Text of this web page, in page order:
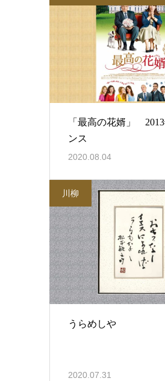
「最高の花婿」
ンス
2020.08.04
川柳
うらめしや
2020.07.31